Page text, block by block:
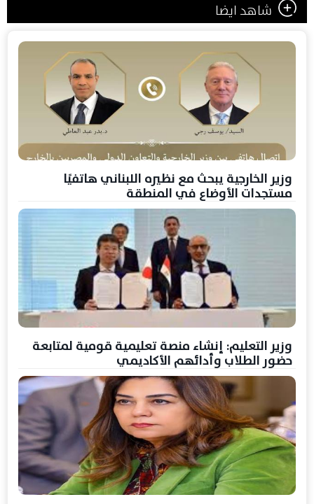
شاهد ايضا
وزير الخارجية يبحث مع نظيره اللبناني هاتفيًا
مستجدات الأوضاع في المنطقة
وزير التعليم: إنشاء منصة تعليمية قومية لمتابعة
حضور الطلاب وأدائهم الأكاديمي